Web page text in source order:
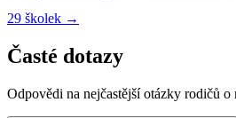
29 školek →
Časté dotazy
Odpovědi na nejčastější otázky rodičů o